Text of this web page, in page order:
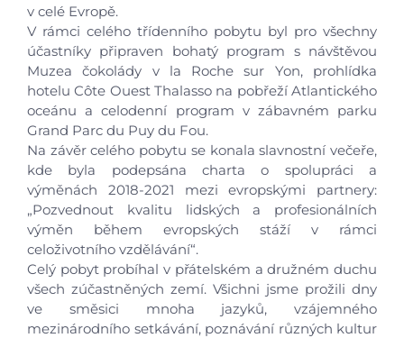
Foto
Video a audio
Virtuální prohlídka
Kontakty
v celé Evropě.
V rámci celého třídenního pobytu byl pro všechny
účastníky připraven bohatý program s návštěvou
Muzea čokolády v la Roche sur Yon, prohlídka
hotelu Côte Ouest Thalasso na pobřeží Atlantického
oceánu a celodenní program v zábavném parku
Grand Parc du Puy du Fou.
Na závěr celého pobytu se konala slavnostní večeře,
kde byla podepsána charta o spolupráci a
výměnách 2018-2021 mezi evropskými partnery:
„Pozvednout kvalitu lidských a profesionálních
výměn během evropských stáží v rámci
celoživotního vzdělávání“.
Celý pobyt probíhal v přátelském a družném duchu
všech zúčastněných zemí. Všichni jsme prožili dny
ve směsici mnoha jazyků, vzájemného
mezinárodního setkávání, poznávání různých kultur